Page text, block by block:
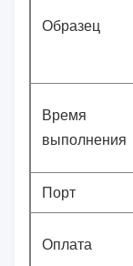
Образец
Время
выполнения
Порт
Оплата